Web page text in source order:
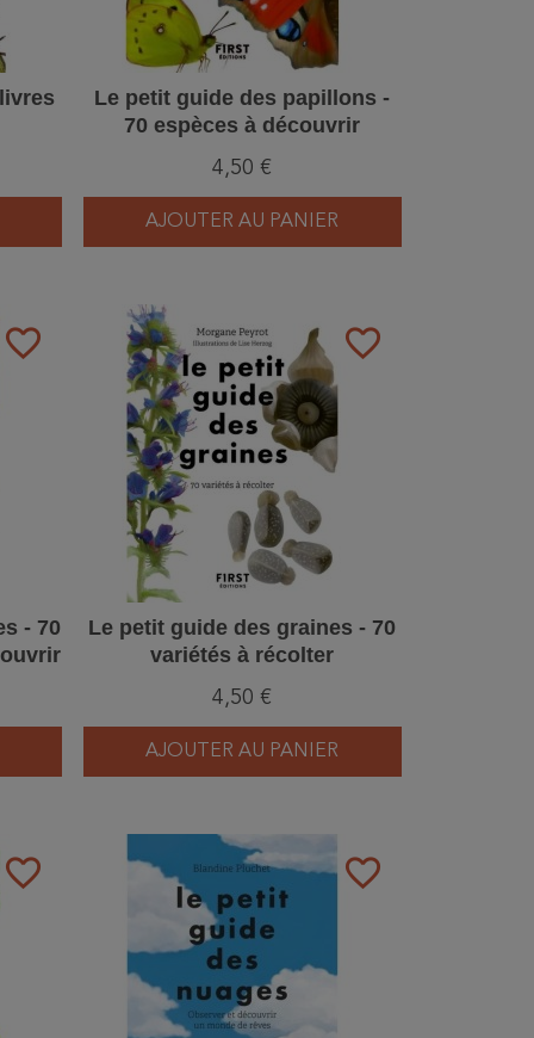
Le petit guide des papillons -
70 espèces à découvrir
4,50 €
AJOUTER AU PANIER
favorite_border
- 70
favorite_border
Le petit guide des graines - 70
variétés à récolter
4,50 €
AJOUTER AU PANIER
favorite_border favorite_border